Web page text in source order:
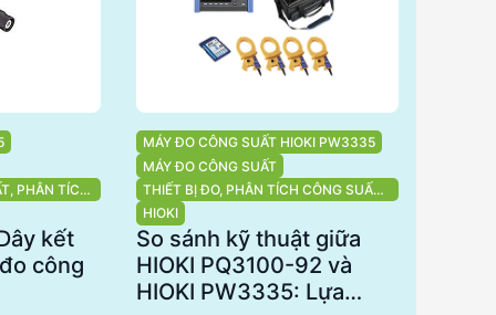
PHÂN TÍCH
kết
công
MÁY ĐO CÔNG SUẤT HIOKI PW3335
MÁY ĐO CÔNG SUẤT
THIẾT BỊ ĐO, PHÂN TÍCH CÔNG SUẤT,
PHÂN TÍCH CHẤT LƯỢNG ĐIỆN NĂNG
HIOKI
So sánh kỹ thuật giữa
HIOKI PQ3100-92 và
HIOKI PW3335: Lựa